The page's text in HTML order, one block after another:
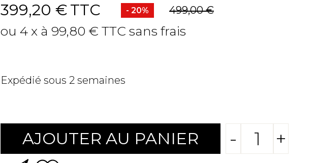
399,20 €TTC - 20% 499,00 €
ou 4 x à 99,80 € TTC sans frais
Expédié sous 2 semaines
AJOUTER AU PANIER - +